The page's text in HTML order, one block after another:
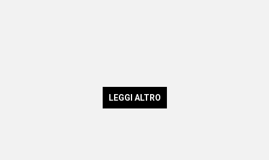
LEGGI ALTRO